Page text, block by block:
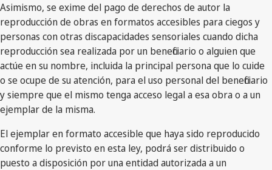
Asimismo, se exime del pago de derechos de autor la
reproducción de obras en formatos accesibles para ciegos y
personas con otras discapacidades sensoriales cuando dicha
reproducción sea realizada por un beneficiario o alguien que
actúe en su nombre, incluida la principal persona que lo cuide
o se ocupe de su atención, para el uso personal del beneficiario
y siempre que el mismo tenga acceso legal a esa obra o a un
ejemplar de la misma.
El ejemplar en formato accesible que haya sido reproducido
conforme lo previsto en esta ley, podrá ser distribuido o
puesto a disposición por una entidad autorizada a un